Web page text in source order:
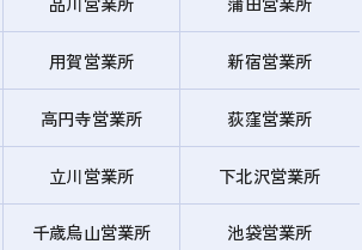
用賀営業所 新宿営業所
高円寺営業所 荻窪営業所
立川営業所 下北沢営業所
千歳烏山営業所 池袋営業所